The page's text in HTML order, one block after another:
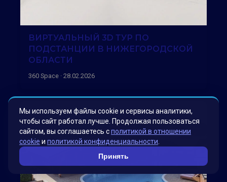
ВИРТУАЛЬНЫЙ 3D ТУР ПО
ПОДСТАНЦИИ В НИЖЕГОРОДСКОЙ
ОБЛАСТИ
360 Space · 28.02.2026
Мы используем файлы cookie и сервисы аналитики,
чтобы сайт работал лучше. Продолжая пользоваться
сайтом, вы соглашаетесь сполитикой в отношении
cookie и политикой конфиденциальности
Принять